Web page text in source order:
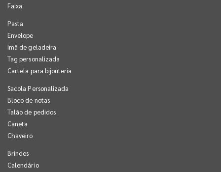
Faixa
Pasta
Envelope
Imã de geladeira
Tag personalizada
Cartela para bijouteria
Sacola Personalizada
Bloco de notas
Talão de pedidos
Caneta
Chaveiro
Brindes
Calendário